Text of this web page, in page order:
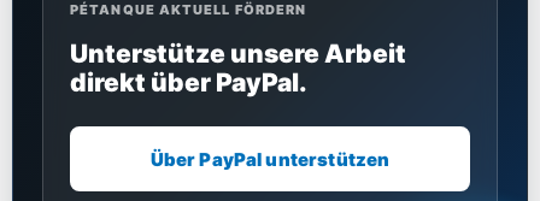
PÉTANQUE AKTUELL FÖRDERN
Unterstütze unsere Arbeit
direkt über PayPal.
Über PayPal unterstützen